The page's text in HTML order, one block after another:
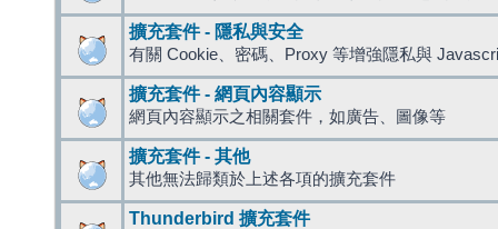
擴充套件 - 隱私與安全
有關 Cookie、密碼、Proxy 等增強隱私與
擴充套件 - 網頁內容顯示
網頁內容顯示之相關套件，如廣告、圖像等
擴充套件 - 其他
其他無法歸類於上述各項的擴充套件
Thunderbird 擴充套件